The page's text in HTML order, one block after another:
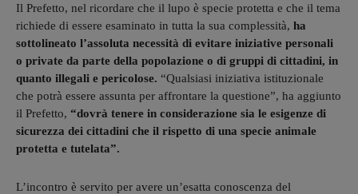
Il Prefetto, nel ricordare che il lupo è specie protetta e che il tema
richiede di essere esaminato in tutta la sua complessità, ha
sottolineato l’assoluta necessità di evitare iniziative personali
o private da parte della popolazione o di gruppi di cittadini, in
quanto illegali e pericolose. “Qualsiasi iniziativa istituzionale
che potrà essere assunta per affrontare la questione”, ha aggiunto
il Prefetto, “dovrà tenere in considerazione sia le esigenze di
sicurezza dei cittadini che il rispetto di una specie animale
protetta e tutelata”.
L’incontro è servito per avere un’esatta conoscenza del